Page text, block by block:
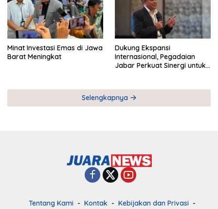
Minat Investasi Emas di Jawa
Barat Meningkat
Dukung Ekspansi
Internasional, Pegadaian
Jabar Perkuat Sinergi untuk
Selengkapnya
Tentang Kami Kontak Kebijakan dan Privasi